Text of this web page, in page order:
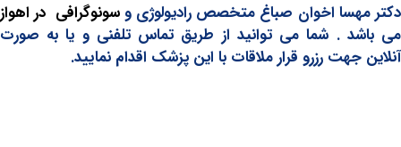
اخوان صباغ متخصص رادیولوژی وسونوگرافی در اهواز
. شما می توانید از طریق تماس تلفنی و یا به صورت
رزرو قرار ملاقات با این پزشک اقدام نمایید.